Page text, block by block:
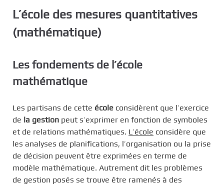
L’école des mesures quantitatives
(mathématique)
Les fondements de l’école
mathématique
Les partisans de cette école considèrent que l’exercice
de la gestion peut s’exprimer en fonction de symboles
et de relations mathématiques. L’école considère que
les analyses de planifications, l’organisation ou la prise
de décision peuvent être exprimées en terme de
modèle mathématique. Autrement dit les problèmes
de gestion posés se trouve être ramenés à des